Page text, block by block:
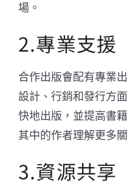
場。
2.專業支援
合作出版會配有專業
設計、行銷和發行方
快地出版，並提高書
其中的作者理解更多
3.資源共享